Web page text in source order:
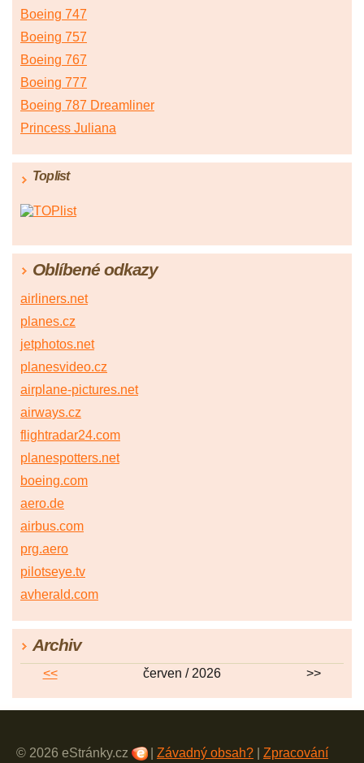
Boeing 747
Boeing 757
Boeing 767
Boeing 777
Boeing 787 Dreamliner
Princess Juliana
Toplist
Oblíbené odkazy
airliners.net
planes.cz
jetphotos.net
planesvideo.cz
airplane-pictures.net
airways.cz
flightradar24.com
planespotters.net
boeing.com
aero.de
airbus.com
prg.aero
pilotseye.tv
avherald.com
Archiv
<< červen / 2026 >>
© 2026 eStránky.cz Závadný obsah? Zpracování